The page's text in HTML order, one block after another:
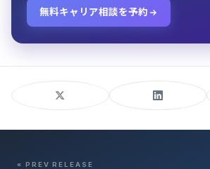
無料キャリア相談を予約
« PREV RELEASE